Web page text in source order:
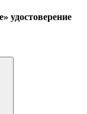
удостоверение